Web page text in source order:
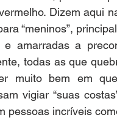
Dizem aqui
“meninos”,
amarradas a
todas as que
muito bem em
vigiar “suas
pessoas incríveis